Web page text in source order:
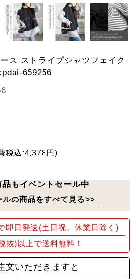
ス ストライプシャツフェイク
659256
税込:4,378円)
品もイベントセール中
ルの商品をすべて見る>>
即日発送(土日祝、休業日除く)
抜)以上で送料無料！
文いただきますと